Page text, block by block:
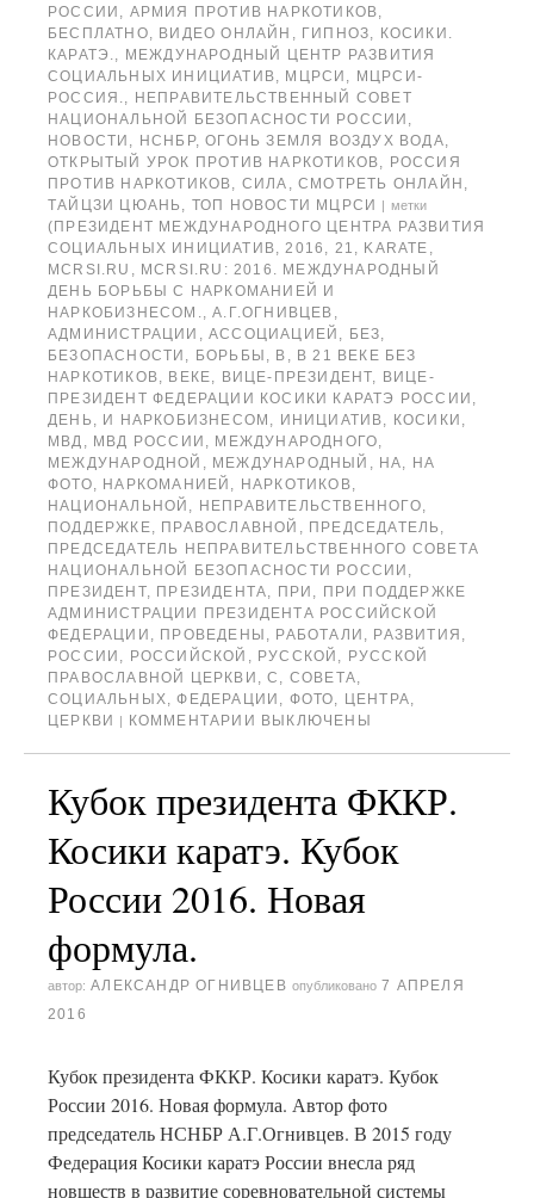
РОССИИ , АРМИЯ ПРОТИВ НАРКОТИКОВ,
БЕСПЛАТНО, ВИДЕО ОНЛАЙН , ГИПНОЗ, КОСИКИ.
КАРАТЭ., МЕЖДУНАРОДНЫЙ ЦЕНТР РАЗВИТИЯ
СОЦИАЛЬНЫХ ИНИЦИАТИВ, МЦРСИ , МЦРСИ-
РОССИЯ., НЕПРАВИТЕЛЬСТВЕННЫЙ СОВЕТ
НАЦИОНАЛЬНОЙ БЕЗОПАСНОСТИ РОССИИ ,
НОВОСТИ , НСНБР,ОГОНЬ ЗЕМЛЯ ВОЗДУХ ВОДА,
ОТКРЫТЫЙ УРОК ПРОТИВ НАРКОТИКОВ, РОССИЯ
ПРОТИВ НАРКОТИКОВ, СИЛА ,СМОТРЕТЬ ОНЛАЙН ,
ТАЙЦЗИ ЦЮАНЬ, ТОП НОВОСТИ МЦРСИ | метки
(ПРЕЗИДЕНТ МЕЖДУНАРОДНОГО ЦЕНТРА РАЗВИТИЯ
СОЦИАЛЬНЫХ ИНИЦИАТИВ,2016 , 21 , KARATE ,
MCRSI.RU , MCRSI.RU: 2016. МЕЖДУНАРОДНЫЙ
ДЕНЬ БОРЬБЫ С НАРКОМАНИЕЙ И
НАРКОБИЗНЕСОМ.,А.Г.ОГНИВЦЕВ ,
АДМИНИСТРАЦИИ ,АССОЦИАЦИЕЙ , БЕЗ,
БЕЗОПАСНОСТИ , БОРЬБЫ , В , В 21 ВЕКЕ БЕЗ
НАРКОТИКОВ, ВЕКЕ, ВИЦЕ-ПРЕЗИДЕНТ, ВИЦЕ-
ПРЕЗИДЕНТ ФЕДЕРАЦИИ КОСИКИ КАРАТЭ РОССИИ ,
ДЕНЬ, И НАРКОБИЗНЕСОМ , ИНИЦИАТИВ, КОСИКИ ,
МВД , МВД РОССИИ , МЕЖДУНАРОДНОГО,
МЕЖДУНАРОДНОЙ , МЕЖДУНАРОДНЫЙ , НА, НА
ФОТО, НАРКОМАНИЕЙ , НАРКОТИКОВ,
НАЦИОНАЛЬНОЙ , НЕПРАВИТЕЛЬСТВЕННОГО,
ПОДДЕРЖКЕ, ПРАВОСЛАВНОЙ , ПРЕДСЕДАТЕЛЬ,
ПРЕДСЕДАТЕЛЬ НЕПРАВИТЕЛЬСТВЕННОГО СОВЕТА
НАЦИОНАЛЬНОЙ БЕЗОПАСНОСТИ РОССИИ ,
ПРЕЗИДЕНТ, ПРЕЗИДЕНТА, ПРИ , ПРИ ПОДДЕРЖКЕ
АДМИНИСТРАЦИИ ПРЕЗИДЕНТА РОССИЙСКОЙ
ФЕДЕРАЦИИ , ПРОВЕДЕНЫ , РАБОТАЛИ , РАЗВИТИЯ ,
РОССИИ , РОССИЙСКОЙ , РУССКОЙ , РУССКОЙ
ПРАВОСЛАВНОЙ ЦЕРКВИ ,С , СОВЕТА,
СОЦИАЛЬНЫХ,ФЕДЕРАЦИИ , ФОТО, ЦЕНТРА,
ЦЕРКВИ
| КОММЕНТАРИИ ВЫКЛЮЧЕНЫ
Кубок президента ФККР.
Косики каратэ. Кубок
России 2016. Новая
формула.
автор: АЛЕКСАНДР ОГНИВЦЕВ опубликовано 7 АПРЕЛЯ
2016
Кубок президента ФККР. Косики каратэ. Кубок
России 2016. Новая формула. Автор фото
председатель НСНБР А.Г.Огнивцев. В 2015 году
Федерация Косики каратэ России внесла ряд
новшеств в развитие соревновательной системы